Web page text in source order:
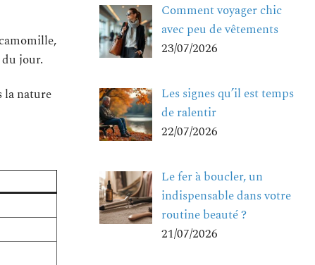
jour.
la nature
Comment voyager chic
avec peu de vêtements
23/07/2026
Les signes qu’il est temps
de ralentir
22/07/2026
Le fer à boucler, un
indispensable dans votre
routine beauté ?
21/07/2026